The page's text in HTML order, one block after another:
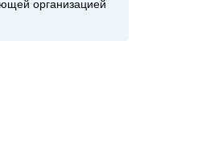
организацией